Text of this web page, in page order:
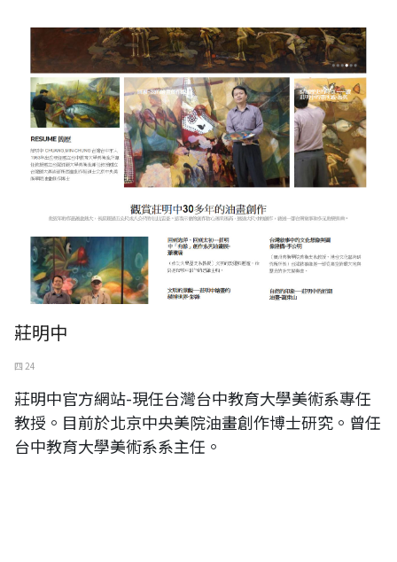
莊明中
四 24
莊明中官方網站-現任台灣台中教育大學美術系專任
教授。目前於北京中央美院油畫創作博士研究。曾任
台中教育大學美術系系主任。